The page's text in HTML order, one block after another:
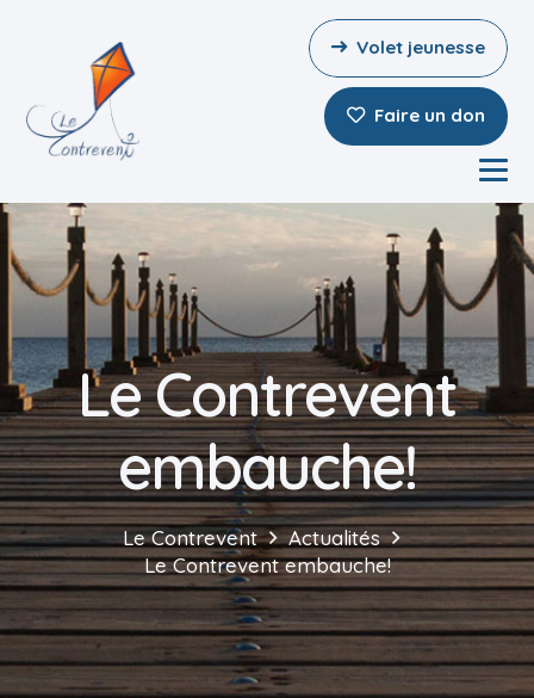
Volet jeunesse
Faire un don
Le Contrevent
embauche!
Le Contrevent
Actualités
Le Contrevent embauche!